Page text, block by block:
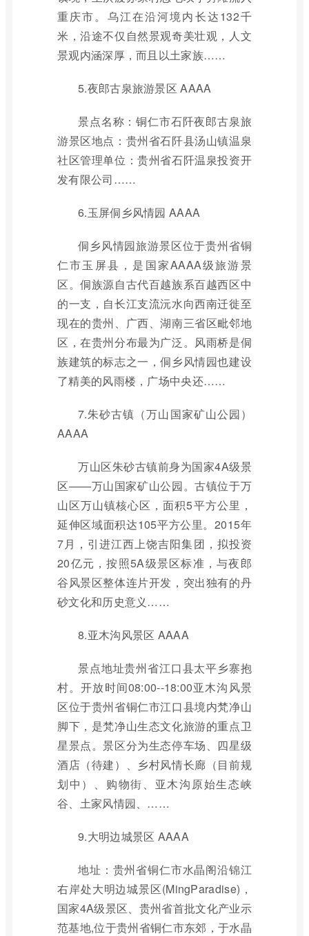
重庆市。乌江在沿河境内长达132千
米，沿途不仅自然景观奇美壮观，人文
景观内涵深厚，而且以土家族……
5.夜郎古泉旅游景区 AAAA
景点名称：铜仁市石阡夜郎古泉旅
游景区地点：贵州省石阡县汤山镇温泉
社区管理单位：贵州省石阡温泉投资开
发有限公司……
6.玉屏侗乡风情园 AAAA
侗乡风情园旅游景区位于贵州省铜
仁市玉屏县，是国家AAAA级旅游景
区。侗族源自古代百越族系百越西区中
的一支，自长江支流沅水向西南迁徙至
现在的贵州、广西、湖南三省区毗邻地
区，在贵州分布最为广泛。风雨桥是侗
族建筑的标志之一，侗乡风情园也建设
了精美的风雨楼，广场中央还……
7.朱砂古镇（万山国家矿山公园）
AAAA
万山区朱砂古镇前身为国家4A级景
区——万山国家矿山公园。古镇位于万
山区万山镇核心区，面积5平方公里，
延伸区域面积达105平方公里。2015年
7月，引进江西上饶吉阳集团，拟投资
20亿元，按照5A级景区标准，与夜郎
谷风景区整体连片开发，突出独有的丹
砂文化和历史意义……
8.亚木沟风景区 AAAA
景点地址贵州省江口县太平乡寨抱
村。开放时间08:00--18:00亚木沟风景
区位于贵州省铜仁市江口县境内梵净山
脚下，是梵净山生态文化旅游的重点卫
星景点。景区分为生态停车场、四星级
酒店（待建）、乡村风情长廊（目前规
划中）、购物街、亚木沟原始生态峡
谷、土家风情园、……
9.大明边城景区 AAAA
地址：贵州省铜仁市水晶阁沿锦江
右岸处大明边城景区(MingParadise)，
国家4A级景区、贵州省首批文化产业示
范基地,位于贵州省铜仁市东郊，于水晶